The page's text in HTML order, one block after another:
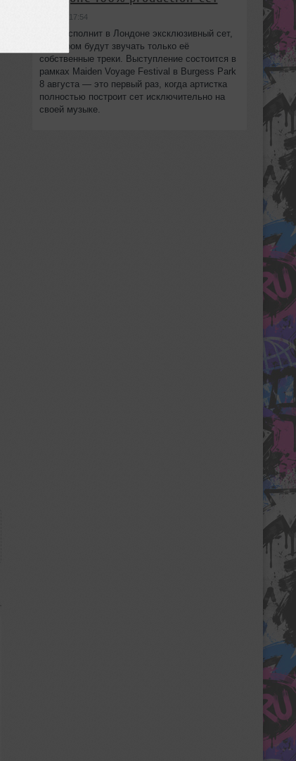
вчера в 17:54
HAAi исполнит в Лондоне эксклюзивный сет,
в котором будут звучать только её
собственные треки. Выступление состоится в
рамках Maiden Voyage Festival в Burgess Park
8 августа — это первый раз, когда артистка
полностью построит сет исключительно на
своей музыке.